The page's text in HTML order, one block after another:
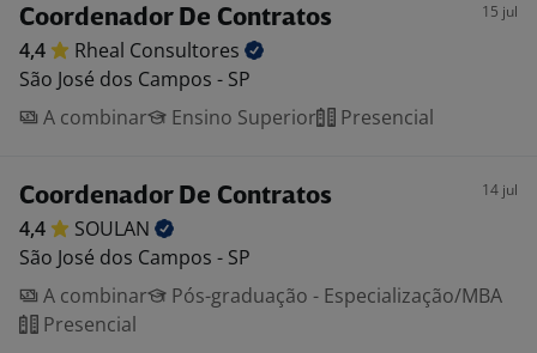
Coordenador De Contratos 15 jul
4,4 Rheal Consultores
São José dos Campos - SP
A combinar
Ensino Superior Presencial
Coordenador De Contratos 14 jul
4,4
SOULAN
São José dos Campos - SP
A combinar
Pós-graduação - Especialização/MBA
Presencial